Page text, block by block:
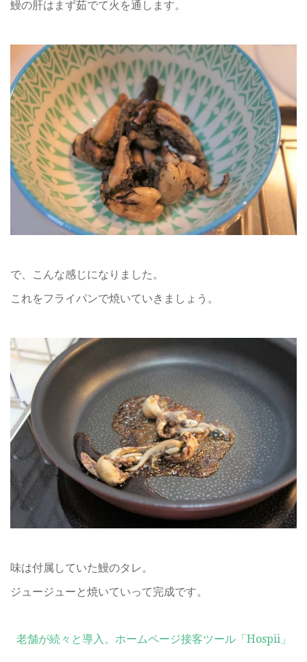
鰻の肝はまず茹でて火を通します。
で、こんな感じになりました。
これをフライパンで焼いていきましょう。
味は付属していた鰻のタレ。
ジュージューと焼いていって完成です。
老舗が続々と導入。ホームページ接客ツール「Hospii」